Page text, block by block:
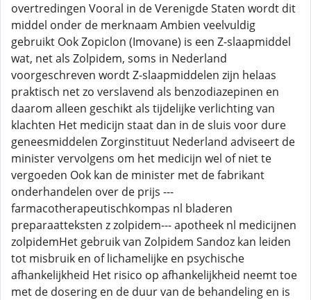
overtredingen Vooral in de Verenigde Staten wordt dit
middel onder de merknaam Ambien veelvuldig
gebruikt Ook Zopiclon (Imovane) is een Z-slaapmiddel
wat, net als Zolpidem, soms in Nederland
voorgeschreven wordt Z-slaapmiddelen zijn helaas
praktisch net zo verslavend als benzodiazepinen en
daarom alleen geschikt als tijdelijke verlichting van
klachten Het medicijn staat dan in de sluis voor dure
geneesmiddelen Zorginstituut Nederland adviseert de
minister vervolgens om het medicijn wel of niet te
vergoeden Ook kan de minister met de fabrikant
onderhandelen over de prijs ---
farmacotherapeutischkompas nl bladeren
preparaatteksten z zolpidem--- apotheek nl medicijnen
zolpidemHet gebruik van Zolpidem Sandoz kan leiden
tot misbruik en of lichamelijke en psychische
afhankelijkheid Het risico op afhankelijkheid neemt toe
met de dosering en de duur van de behandeling en is